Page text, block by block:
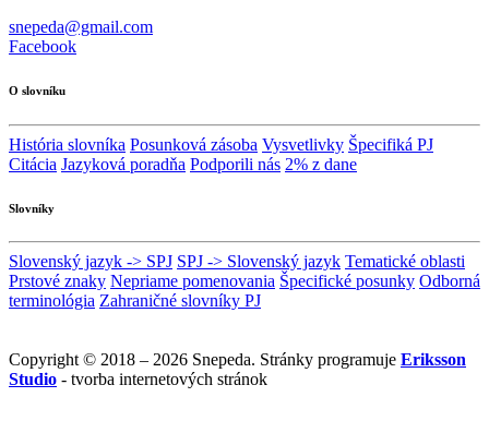
snepeda@gmail.com
Facebook
O slovníku
História slovníka Posunková zásoba Vysvetlivky Špecifiká PJ
Citácia Jazyková poradňa Podporili nás 2% z dane
Slovníky
Slovenský jazyk -> SPJ SPJ -> Slovenský jazyk Tematické oblasti
Prstové znaky Nepriame pomenovania Špecifické posunky Odborná
terminológia Zahraničné slovníky PJ
Copyright © 2018 – 2026 Snepeda. Stránky programuje Eriksson
Studio - tvorba internetových stránok